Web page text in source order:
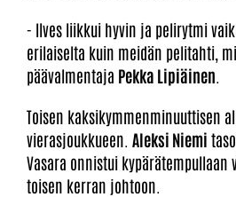
- Ilves liikkui hyvin ja pelirytmi
erilaiselta kuin meidän pelitahti,
päävalmentaja Pekka Lipiäinen
Toisen kaksikymmenminuuttisen
vierasjoukkueen. Aleksi Niemi
Vasara onnistui kypärätempullaan
toisen kerran johtoon.